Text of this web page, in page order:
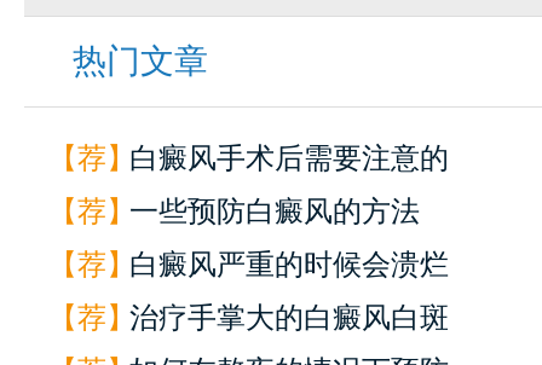
热门文章
【荐】白癜风手术后需要注意的
【荐】一些预防白癜风的方法
【荐】白癜风严重的时候会溃烂
【荐】治疗手掌大的白癜风白斑